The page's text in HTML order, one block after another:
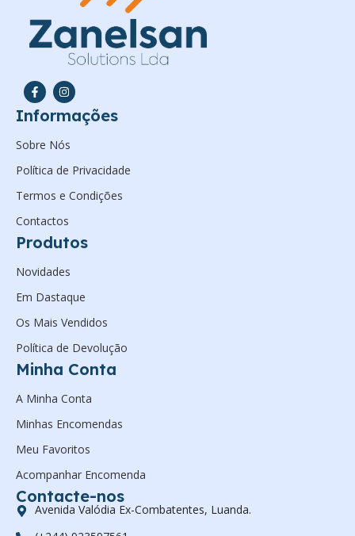
Informações
Sobre Nós
Política de Privacidade
Termos e Condições
Contactos
Produtos
Novidades
Em Dastaque
Os Mais Vendidos
Política de Devolução
Minha Conta
A Minha Conta
Minhas Encomendas
Meu Favoritos
Acompanhar Encomenda
Contacte-nos
Avenida Valódia Ex-Combatentes, Luanda.